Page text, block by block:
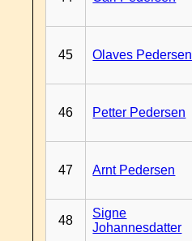
45 Olaves Pedersen
46 Petter Pedersen
47 Arnt Pedersen
48
Signe
Johannesdatter